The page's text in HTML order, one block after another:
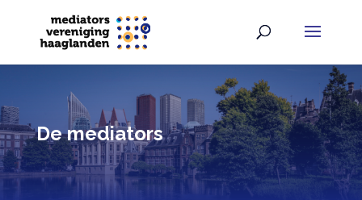
De mediators